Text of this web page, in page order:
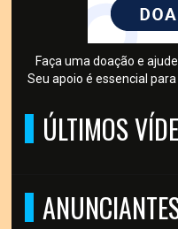
Faça uma doação e
Seu apoio é essencial
ÚLTIMOS